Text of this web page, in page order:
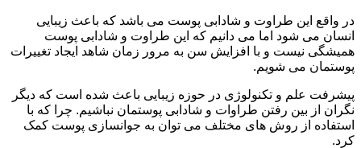
در واقع این طراوت و شادابی پوست می باشد که باعث زیبایی
انسان می شود اما می دانیم که این طراوت و شادابی پوست
همیشگی نیست و با افزایش سن به مرور زمان شاهد ایجاد تغییرات
پوستمان می شویم.
پیشرفت علم و تکنولوژی در حوزه زیبایی باعث شده است که دیگر
نگران از بین رفتن طراوات و شادابی پوستمان نباشیم. چرا که با
استفاده از روش های مختلف می توان به جوانسازی پوست کمک
کرد.